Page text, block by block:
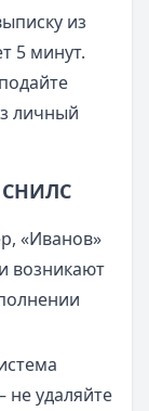
из
5 минут.
личный
СНИЛС
«Иванов»
возникают
удаляйте